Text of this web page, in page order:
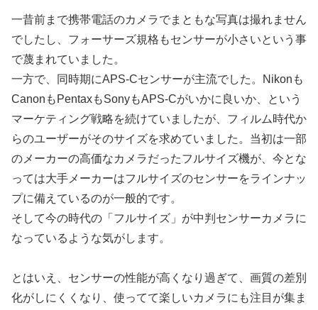
一昔前まで携帯電話のカメラでまともな写真は撮れません
でしたし、フォーサーズ規格もセンサーが小さいという事
で蔑まれていました。
一方で、同時期にAPS-Cセンサーが主流でした。Nikonも
CanonもPentaxもSonyもAPS-Cがいかに良いか、という
マーケティング戦略を続けていましたが、フィルム時代か
らのユーザーがそのサイズを求めていました。当初は一部
のメーカーの高価なカメラだったフルサイズ機が、今とな
っては大手メーカーはフルサイズのセンサーをラインナッ
プに備えているのが一般的です。
そして今の時代の「フルサイズ」が中判センサーカメラに
なっているような気がします。
とはいえ、センサーの性能が高くなり過ぎて、画質の差別
化がしにくくなり、使ってて楽しいカメラにも注目が集ま